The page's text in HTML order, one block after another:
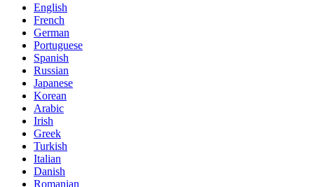
English
French
German
Portuguese
Spanish
Russian
Japanese
Korean
Arabic
Irish
Greek
Turkish
Italian
Danish
Romanian